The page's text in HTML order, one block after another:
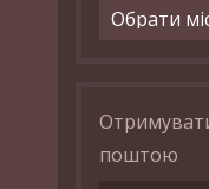
Архіви
поштою